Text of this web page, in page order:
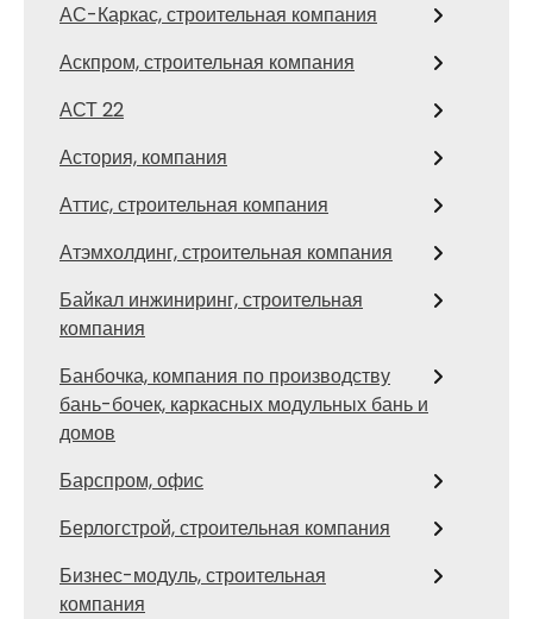
АС-Каркас, строительная компания
Аскпром, строительная компания
АСТ 22
Астория, компания
Аттис, строительная компания
Атэмхолдинг, строительная компания
Байкал инжиниринг, строительная
компания
Банбочка, компания по производству
бань-бочек, каркасных модульных бань и
домов
Барспром, офис
Берлогстрой, строительная компания
Бизнес-модуль, строительная
компания